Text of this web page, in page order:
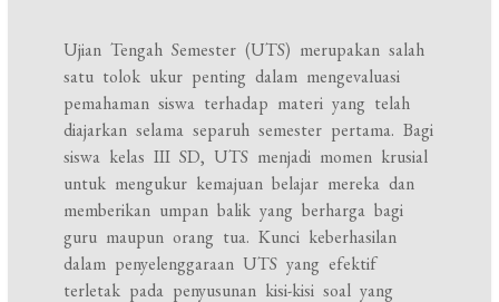
Ujian Tengah Semester (UTS) merupakan salah
satu tolok ukur penting dalam mengevaluasi
pemahaman siswa terhadap materi yang telah
diajarkan selama separuh semester pertama. Bagi
siswa kelas III SD, UTS menjadi momen krusial
untuk mengukur kemajuan belajar mereka dan
memberikan umpan balik yang berharga bagi
guru maupun orang tua. Kunci keberhasilan
dalam penyelenggaraan UTS yang efektif
terletak pada penyusunan kisi-kisi soal yang